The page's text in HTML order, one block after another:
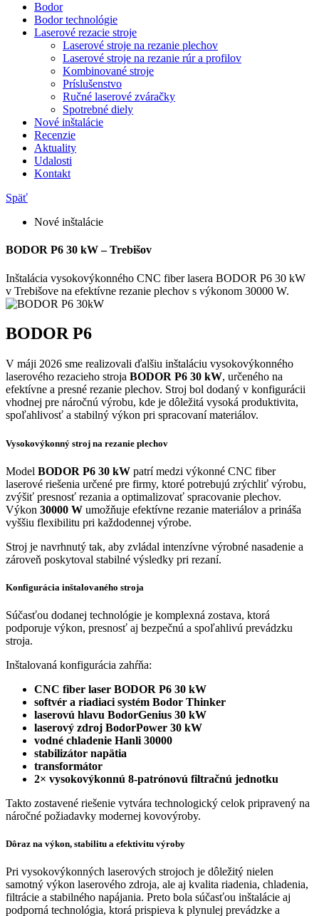
Bodor
Bodor technológie
Laserové rezacie stroje
Laserové stroje na rezanie plechov
Laserové stroje na rezanie rúr a profilov
Kombinované stroje
Príslušenstvo
Ručné laserové zváračky
Spotrebné diely
Nové inštalácie
Recenzie
Aktuality
Udalosti
Kontakt
Späť
Nové inštalácie
BODOR P6 30 kW – Trebišov
Inštalácia vysokovýkonného CNC fiber lasera BODOR P6 30 kW
v Trebišove na efektívne rezanie plechov s výkonom 30000 W.
BODOR P6
V máji 2026 sme realizovali ďalšiu inštaláciu vysokovýkonného
laserového rezacieho stroja BODOR P6 30 kW, určeného na
efektívne a presné rezanie plechov. Stroj bol dodaný v konfigurácii
vhodnej pre náročnú výrobu, kde je dôležitá vysoká produktivita,
spoľahlivosť a stabilný výkon pri spracovaní materiálov.
Vysokovýkonný stroj na rezanie plechov
Model BODOR P6 30 kW patrí medzi výkonné CNC fiber
laserové riešenia určené pre firmy, ktoré potrebujú zrýchliť výrobu,
zvýšiť presnosť rezania a optimalizovať spracovanie plechov.
Výkon 30000 W umožňuje efektívne rezanie materiálov a prináša
vyššiu flexibilitu pri každodennej výrobe.
Stroj je navrhnutý tak, aby zvládal intenzívne výrobné nasadenie a
zároveň poskytoval stabilné výsledky pri rezaní.
Konfigurácia inštalovaného stroja
Súčasťou dodanej technológie je komplexná zostava, ktorá
podporuje výkon, presnosť aj bezpečnú a spoľahlivú prevádzku
stroja.
Inštalovaná konfigurácia zahŕňa:
CNC fiber laser BODOR P6 30 kW
softvér a riadiaci systém Bodor Thinker
laserovú hlavu BodorGenius 30 kW
laserový zdroj BodorPower 30 kW
vodné chladenie Hanli 30000
stabilizátor napätia
transformátor
2× vysokovýkonnú 8-patrónovú filtračnú jednotku
Takto zostavené riešenie vytvára technologický celok pripravený na
náročné požiadavky modernej kovovýroby.
Dôraz na výkon, stabilitu a efektivitu výroby
Pri vysokovýkonných laserových strojoch je dôležitý nielen
samotný výkon laserového zdroja, ale aj kvalita riadenia, chladenia,
filtrácie a stabilného napájania. Preto bola súčasťou inštalácie aj
podporná technológia, ktorá prispieva k plynulej prevádzke a